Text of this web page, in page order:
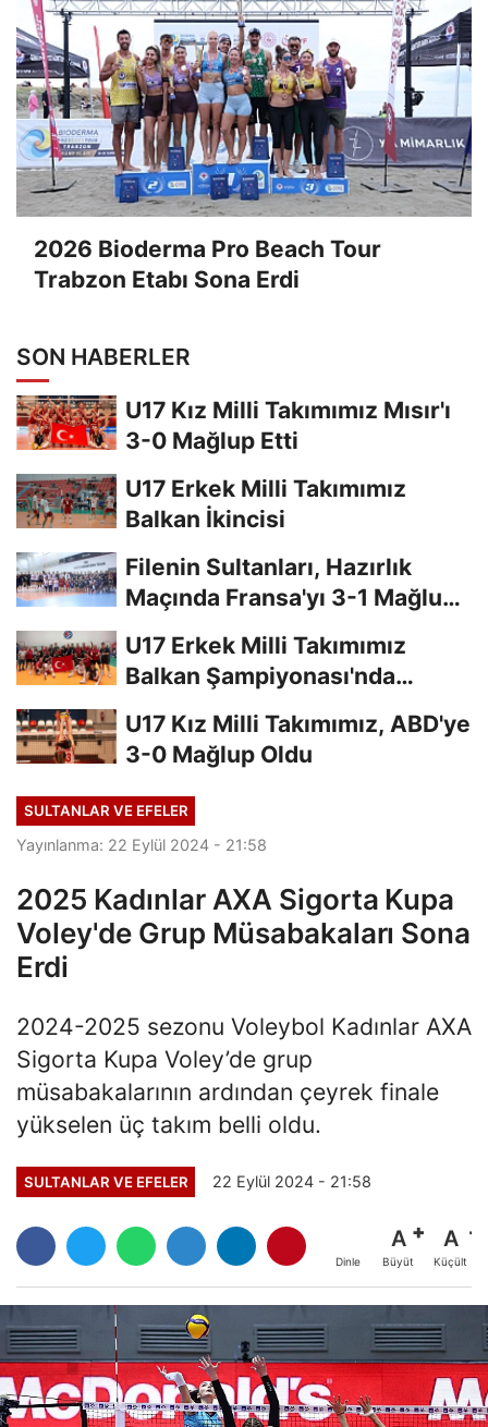
2026 Bioderma Pro Beach Tour
Trabzon Etabı Sona Erdi
SON HABERLER
U17 Kız Milli Takımımız Mısır'ı
3-0 Mağlup Etti
U17 Erkek Milli Takımımız
Balkan İkincisi
Filenin Sultanları, Hazırlık
Maçında Fransa'yı 3-1 Mağlup
U17 Erkek Milli Takımımız
Balkan Şampiyonası'nda
U17 Kız Milli Takımımız, ABD'ye
3-0 Mağlup Oldu
SULTANLAR VE EFELER
Yayınlanma: 22 Eylül 2024 - 21:58
2025 Kadınlar AXA Sigorta Kupa
Voley'de Grup Müsabakaları Sona
Erdi
2024-2025 sezonu Voleybol Kadınlar AXA
Sigorta Kupa Voley’de grup
müsabakalarının ardından çeyrek finale
yükselen üç takım belli oldu.
SULTANLAR VE EFELER 22 Eylül 2024 - 21:58
Dinle
A
Büyüt
A
Küçült